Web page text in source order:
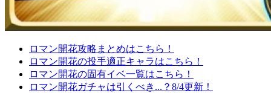
ロマン開花攻略まとめはこちら！
ロマン開花の投手適正キャラはこちら！
ロマン開花の固有イベ一覧はこちら！
ロマン開花ガチャは引くべき...？8/4更新！